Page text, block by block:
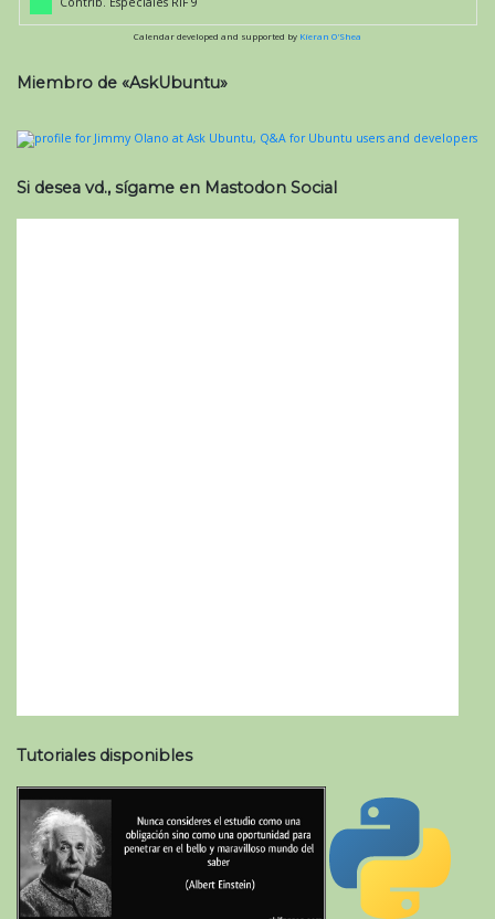
Calendar developed and supported by Kieran O'Shea
Miembro de «AskUbuntu»
Si desea vd., sígame en Mastodon Social
Tutoriales disponibles